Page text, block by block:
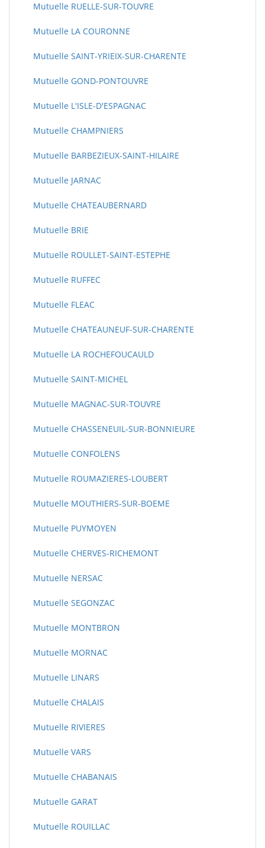
Mutuelle RUELLE-SUR-TOUVRE
Mutuelle LA COURONNE
Mutuelle SAINT-YRIEIX-SUR-CHARENTE
Mutuelle GOND-PONTOUVRE
Mutuelle L'ISLE-D'ESPAGNAC
Mutuelle CHAMPNIERS
Mutuelle BARBEZIEUX-SAINT-HILAIRE
Mutuelle JARNAC
Mutuelle CHATEAUBERNARD
Mutuelle BRIE
Mutuelle ROULLET-SAINT-ESTEPHE
Mutuelle RUFFEC
Mutuelle FLEAC
Mutuelle CHATEAUNEUF-SUR-CHARENTE
Mutuelle LA ROCHEFOUCAULD
Mutuelle SAINT-MICHEL
Mutuelle MAGNAC-SUR-TOUVRE
Mutuelle CHASSENEUIL-SUR-BONNIEURE
Mutuelle CONFOLENS
Mutuelle ROUMAZIERES-LOUBERT
Mutuelle MOUTHIERS-SUR-BOEME
Mutuelle PUYMOYEN
Mutuelle CHERVES-RICHEMONT
Mutuelle NERSAC
Mutuelle SEGONZAC
Mutuelle MONTBRON
Mutuelle MORNAC
Mutuelle LINARS
Mutuelle CHALAIS
Mutuelle RIVIERES
Mutuelle VARS
Mutuelle CHABANAIS
Mutuelle GARAT
Mutuelle ROUILLAC